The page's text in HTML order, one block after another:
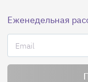
Еженедельная